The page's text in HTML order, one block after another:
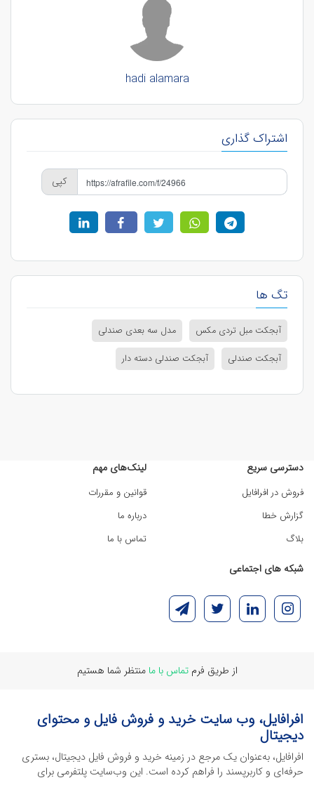
hadi alamara
اشتراک گذاری
کپی
تگ ها
آبجکت مبل تردی مکس
مدل سه بعدی صندلی
آبجکت صندلی
آبجکت صندلی دسته دار
دسترسی سریع
فروش در افرافایل
گزارش خطا
بلاگ
لینک‌های مهم
قوانین و مقررات
درباره ما
تماس با ما
شبکه های اجتماعی
از طریق فرمتماس با ما منتظر شما هستیم
افرافایل، وب سایت خرید و فروش فایل و محتوای
دیجیتال
افرافایل، به‌عنوان یک مرجع در زمینه خرید و فروش فایل دیجیتال، بستری
حرفه‌ای و کاربرپسند را فراهم کرده است. این وب‌سایت‌ پلتفرمی برای